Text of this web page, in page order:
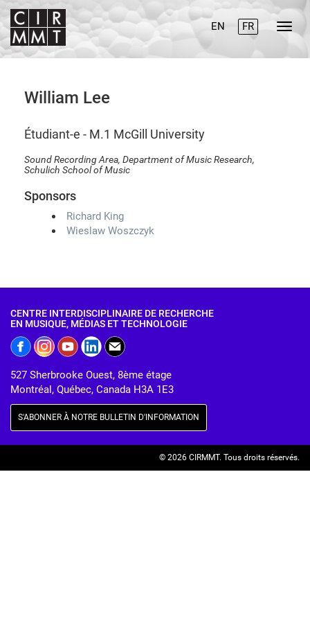
EN FR
William Lee
étudiant-e - M.1 McGill University
Sound Recording Area, Department of Music Research,
Schulich School of Music
Sponsors
Richard King
Wieslaw Woszczyk
CENTRE INTERDISCIPLINAIRE DE RECHERCHE
EN MUSIQUE, MÉDIAS ET TECHNOLOGIE
527 Sherbrooke Ouest, 8ème étage
Montréal, Québec, Canada H3A 1E3
S'ABONNER À NOTRE BULLETIN D'INFORMATION
© 2026 CIRMMT. Tous droits réservés.